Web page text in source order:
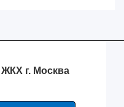
г. Москва